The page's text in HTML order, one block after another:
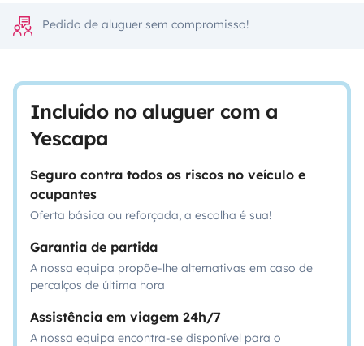
Pedido de aluguer sem compromisso!
Incluído no aluguer com a
Yescapa
Seguro contra todos os riscos no veículo e
ocupantes
Oferta básica ou reforçada, a escolha é sua!
Garantia de partida
A nossa equipa propõe-lhe alternativas em caso de
percalços de última hora
Assistência em viagem 24h/7
A nossa equipa encontra-se disponível para o